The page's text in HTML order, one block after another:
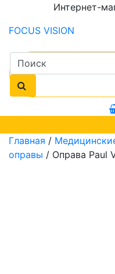
Интернет-
FOCUS VISION
Главная /
оправы / Оправа Paul